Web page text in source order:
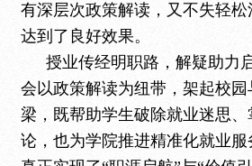
有深层次政策解读，又不失轻松
达到了良好效果。
授业传经明职路，解疑助力
会以政策解读为纽带，架起校
梁，既帮助学生破除就业迷思
论，也为学院推进精准化就业服